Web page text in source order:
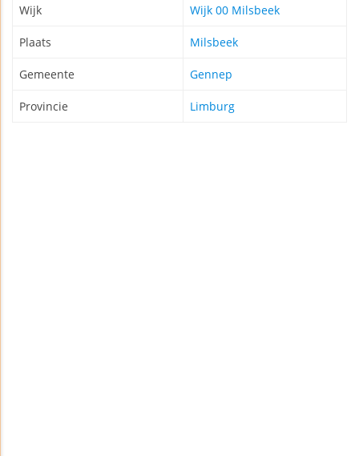
Wijk Wijk 00 Milsbeek
Plaats Milsbeek
Gemeente Gennep
Provincie Limburg